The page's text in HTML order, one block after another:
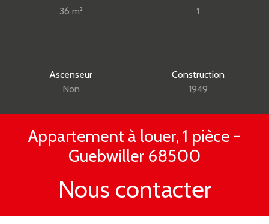
36 m²
1
Ascenseur
Non
Construction
1949
Appartement à louer, 1 pièce -
Guebwiller 68500
Nous contacter